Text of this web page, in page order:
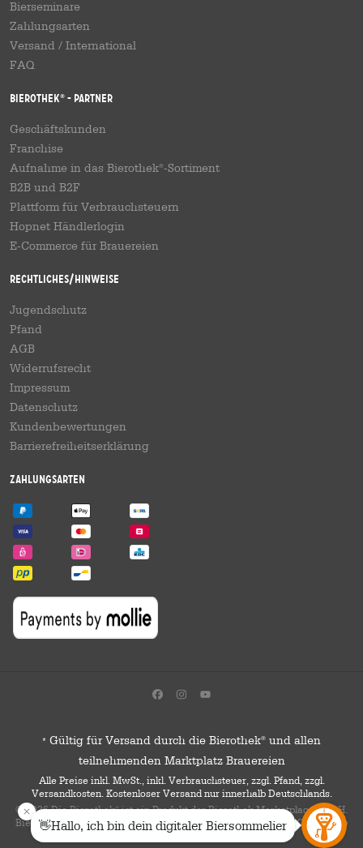
Bierseminare
Zahlungsarten
Versand / International
FAQ
Bierothek® - Partner
Geschäftskunden
Franchise
Aufnahme in das Bierothek®-Sortiment
B2B und B2F
Plattform für Verbrauchsteuern
Hopnet Händlerlogin
E-Commerce für Brauereien
Rechtliches/Hinweise
Jugendschutz
Pfand
AGB
Widerrufsrecht
Impressum
Datenschutz
Kundenbewertungen
Barrierefreiheitserklärung
Zahlungsarten
* Gültig für Versand durch die Bierothek® und allen
teilnehmenden Marktplatz Brauereien
Alle Preise inkl. MwSt., inkl. Verbrauchsteuer, zzgl. Pfand, zzgl.
Versandkosten. Kostenloser Versand nur innerhalb Deutschlands.
© 2026 Die Bierothek®ist ein Produkt der Bierothek Marketplace GmbH.
Bierothek® ist eine eingetragene Marke der Bierothek Group GmbH. Alle
Rechte vorbehalten.